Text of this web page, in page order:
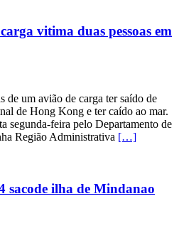
vitima duas pessoas em
de um avião de carga ter saído de
de Hong Kong e ter caído ao mar.
segunda-feira pelo Departamento de
Região Administrativa […]
sacode ilha de Mindanao